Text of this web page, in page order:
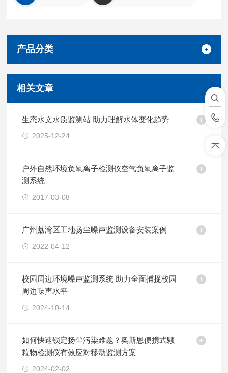
产品分类
相关文章
生态水文水质监测站 助力理解水体变化趋势
2025-12-24
户外自然环境负氧离子检测仪空气负氧离子监
测系统
2017-03-08
广州荔湾区工地扬尘噪声监测设备安装案例
2022-04-12
校园周边环境噪声监测系统 助力全面捕捉校园
周边噪声水平
2024-10-14
如何快速锁定扬尘污染难题？奥斯恩便携式颗
粒物检测仪有效应对移动监测方案
2024-02-02